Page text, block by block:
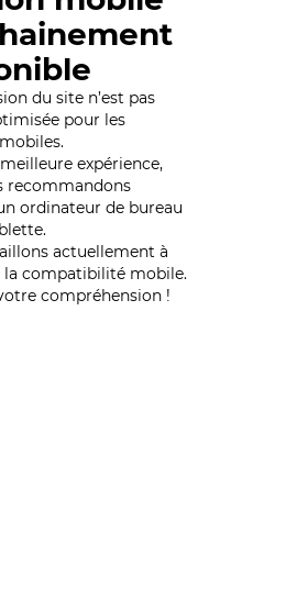
du site n’est pas
pour les
expérience,
recommandons
ordinateur de bureau
actuellement à
la compatibilité mobile.
compréhension !